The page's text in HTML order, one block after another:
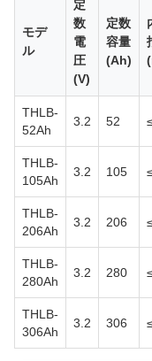
モデ
ル
定
数
電
圧
(V)
定数
容量
(Ah)
THLB-
52Ah
3.2 52
THLB-
105Ah
3.2 105
THLB-
206Ah
3.2 206
THLB-
280Ah
3.2 280
THLB-
306Ah
3.2 306